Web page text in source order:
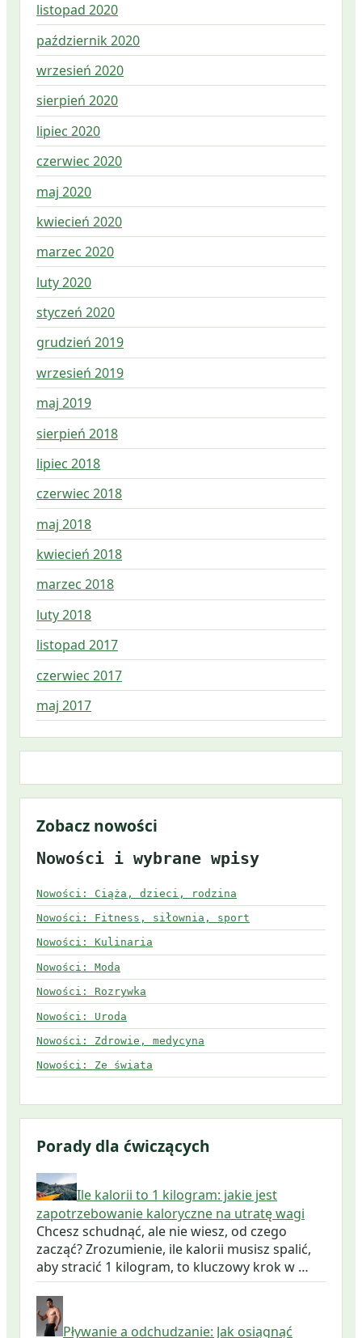
listopad 2020
październik 2020
wrzesień 2020
sierpień 2020
lipiec 2020
czerwiec 2020
maj 2020
kwiecień 2020
marzec 2020
luty 2020
styczeń 2020
grudzień 2019
wrzesień 2019
maj 2019
sierpień 2018
lipiec 2018
czerwiec 2018
maj 2018
kwiecień 2018
marzec 2018
luty 2018
listopad 2017
czerwiec 2017
maj 2017
Zobacz nowości
Nowości i wybrane wpisy
Nowości: Ciąża, dzieci, rodzina
Nowości: Fitness, siłownia, sport
Nowości: Kulinaria
Nowości: Moda
Nowości: Rozrywka
Nowości: Uroda
Nowości: Zdrowie, medycyna
Nowości: Ze świata
Porady dla ćwiczących
Ile kalorii to 1 kilogram: jakie jest
zapotrzebowanie kaloryczne na utratę wagi
Chcesz schudnąć, ale nie wiesz, od czego
zacząć? Zrozumienie, ile kalorii musisz spalić,
aby stracić 1 kilogram, to kluczowy krok w …
Pływanie a odchudzanie: Jak osiągnąć